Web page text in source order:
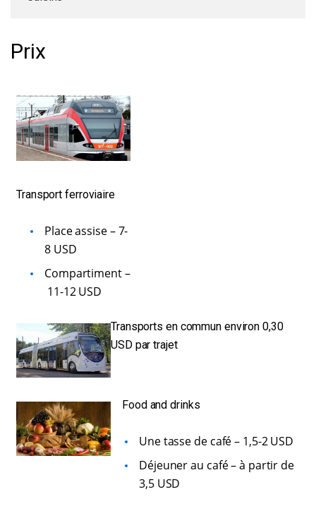
Prix
Transport ferroviaire
Place assise – 7-
8 USD
Compartiment –
11-12 USD
Transports en commun environ 0,30
USD par trajet
Food and drinks
Une tasse de café – 1,5-2 USD
Déjeuner au café – à partir de
3,5 USD